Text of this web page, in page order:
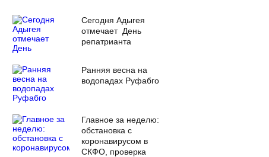
Сегодня Адыгея
отмечает День
репатрианта
Ранняя весна на
водопадах Руфабго
Главное за неделю:
обстановка с
коронавирусом в
СКФО, проверка